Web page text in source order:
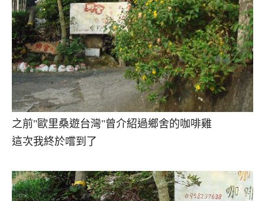
之前"歐里桑遊台灣"曾介紹過鄉舍的咖啡雞
這次我終於嚐到了